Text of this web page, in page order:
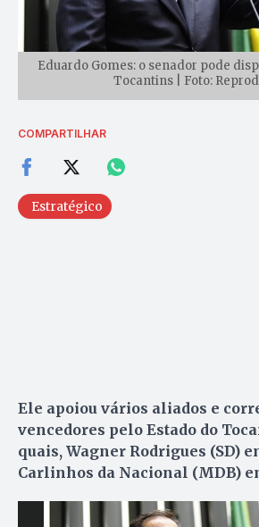
Eduardo Gomes: o senador pode
Tocantins | Foto:
COMPARTILHAR
Estratégico
Ele apoiou vários aliados e
vencedores pelo Estado do
quais, Wagner Rodrigues (SD)
Carlinhos da Nacional (MDB)